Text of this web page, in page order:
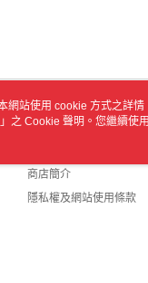
關於我們
商店簡介
隱私權及網站使用條款
網站使用 cookie 方式之詳
」之 Cookie 聲明。您繼續使